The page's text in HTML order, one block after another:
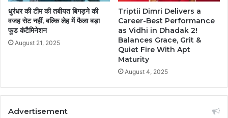
धुरंधर की टीम की तबीयत बिगड़ने की
वजह सेट नहीं, बल्कि लेह में फैला बड़ा
फूड कंटैमिनेशन
August 21, 2025
Triptii Dimri Delivers a
Career-Best Performance
as Vidhi in Dhadak 2!
Balances Grace, Grit &
Quiet Fire With Apt
Maturity
August 4, 2025
Advertisement